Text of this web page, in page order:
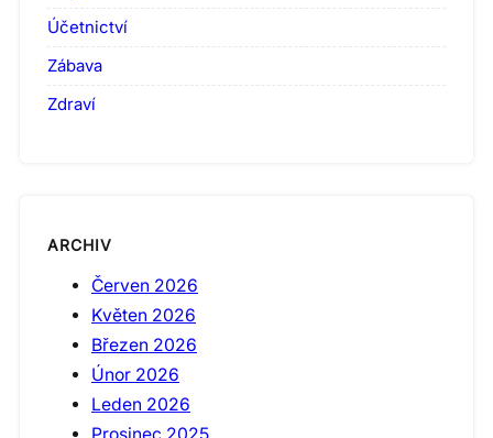
Účetnictví
Zábava
Zdraví
ARCHIV
Červen 2026
Květen 2026
Březen 2026
Únor 2026
Leden 2026